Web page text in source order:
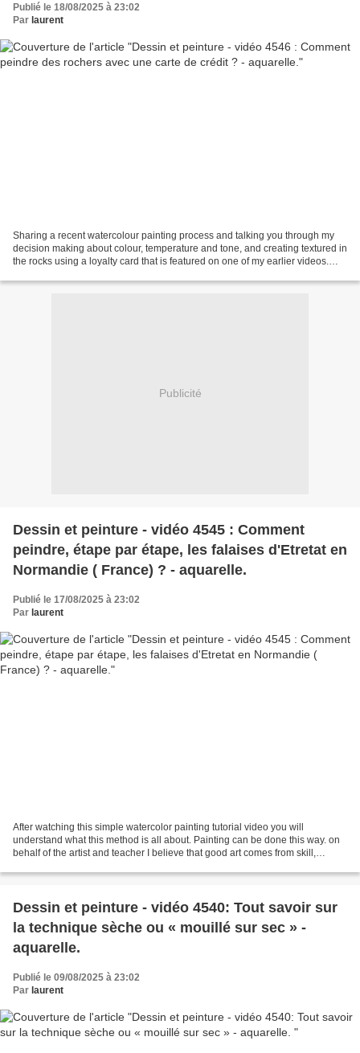
Publié le 18/08/2025 à 23:02
Par laurent
Sharing a recent watercolour painting process and talking you through my
decision making about colour, temperature and tone, and creating textured in
the rocks using a loyalty card that is featured on one of my earlier videos.
Publicité
Dessin et peinture - vidéo 4545 : Comment
peindre, étape par étape, les falaises d'Etretat en
Normandie ( France) ? - aquarelle.
Publié le 17/08/2025 à 23:02
Par laurent
After watching this simple watercolor painting tutorial video you will
understand what this method is all about. Painting can be done this way. on
behalf of the artist and teacher I believe that good art comes from skill,
Dessin et peinture - vidéo 4540: Tout savoir sur
la technique sèche ou « mouillé sur sec » -
aquarelle.
Publié le 09/08/2025 à 23:02
Par laurent